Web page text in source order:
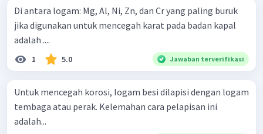
Di antara logam: Mg, Al, Ni, Zn, dan Cr yang paling buruk
jika digunakan untuk mencegah karat pada badan kapal
adalah ....
1 5.0 Jawaban terverifikasi
Untuk mencegah korosi, logam besi dilapisi dengan logam
tembaga atau perak. Kelemahan cara pelapisan ini
adalah...